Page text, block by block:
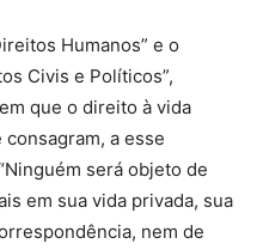
Humanos” e o
Civis e Políticos”,
que o direito à vida
a esse
será objeto de
em sua vida privada, sua
nem de